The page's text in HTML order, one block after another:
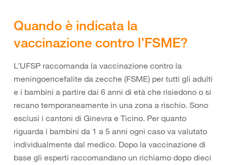
Quando è indicata la
vaccinazione contro l’FSME?
L’UFSP raccomanda la vaccinazione contro la
meningoencefalite da zecche (FSME) per tutti gli adulti
e i bambini a partire dai 6 anni di età che risiedono o si
recano temporaneamente in una zona a rischio. Sono
esclusi i cantoni di Ginevra e Ticino. Per quanto
riguarda i bambini da 1 a 5 anni ogni caso va valutato
individualmente dal medico. Dopo la vaccinazione di
base gli esperti raccomandano un richiamo dopo dieci